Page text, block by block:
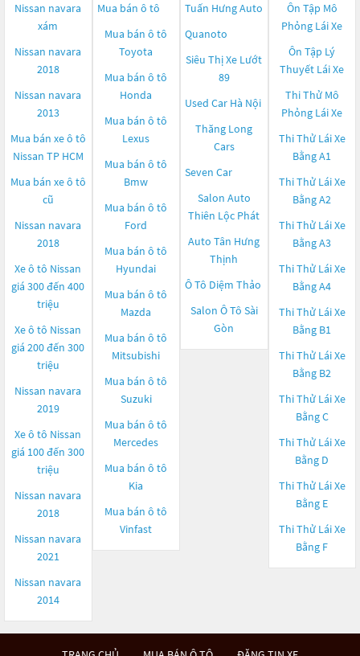
Nissan navara
xám
Nissan navara
2018
Nissan navara
2013
Mua bán xe ô tô
Nissan TP HCM
Mua bán xe ô tô
cũ
Nissan navara
2018
Xe ô tô Nissan
giá 300 đến 400
triệu
Xe ô tô Nissan
giá 200 đến 300
triệu
Nissan navara
2019
Xe ô tô Nissan
giá 100 đến 300
triệu
Nissan navara
2018
Nissan navara
2021
Nissan navara
2014
Mua bán ô tô
Mua bán ô tô
Toyota
Mua bán ô tô
Honda
Mua bán ô tô
Lexus
Mua bán ô tô
Bmw
Mua bán ô tô
Ford
Mua bán ô tô
Hyundai
Mua bán ô tô
Mazda
Mua bán ô tô
Mitsubishi
Mua bán ô tô
Suzuki
Mua bán ô tô
Mercedes
Mua bán ô tô
Kia
Mua bán ô tô
Vinfast
Tuấn Hưng Auto
Quanoto
Siêu Thị Xe Lướt
89
Used Car Hà Nội
Thăng Long
Cars
Seven Car
Salon Auto
Thiên Lộc Phát
Auto Tân Hưng
Thịnh
Ô Tô Diệm Thảo
Salon Ô Tô Sài
Gòn
Ôn Tập Mô
Phỏng Lái Xe
Ôn Tập Lý
Thuyết Lái Xe
Thi Thử Mô
Phỏng Lái Xe
Thi Thử Lái Xe
Bằng A1
Thi Thử Lái Xe
Bằng A2
Thi Thử Lái Xe
Bằng A3
Thi Thử Lái Xe
Bằng A4
Thi Thử Lái Xe
Bằng B1
Thi Thử Lái Xe
Bằng B2
Thi Thử Lái Xe
Bằng C
Thi Thử Lái Xe
Bằng D
Thi Thử Lái Xe
Bằng E
Thi Thử Lái Xe
Bằng F